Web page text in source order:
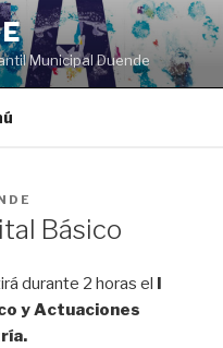
Municipal Duende
Básico
durante 2 horas el I
y Actuaciones